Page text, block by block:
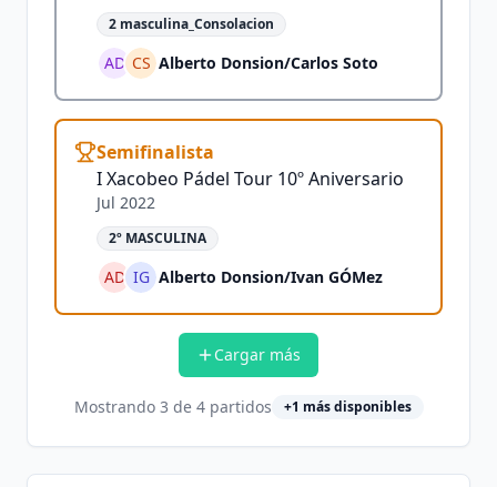
2 masculina_Consolacion
AD CS Alberto Donsion/Carlos Soto
Semifinalista
I Xacobeo Pádel Tour 10º Aniversario
Jul 2022
2º MASCULINA
AD IG Alberto Donsion/Ivan GÓMez
Cargar más
Mostrando 3 de 4partidos +1 más disponibles